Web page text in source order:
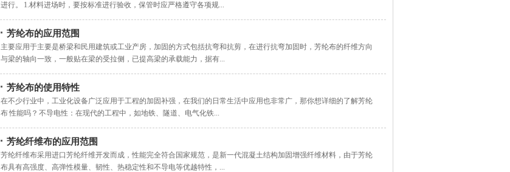
进行。 1.材料进场时，要按标准进行验收，保管时应严格遵守各项规...
芳纶布的应用范围
主要应用于主要是桥梁和民用建筑或工业产房，加固的方式包括抗弯和抗剪，在进行抗弯加固时，芳纶布的纤维方向
与梁的轴向一致，一般贴在梁的受拉侧，已提高梁的承载能力，据有...
芳纶布的使用特性
在不少行业中，工业化设备广泛应用于工程的加固补强，在我们的日常生活中应用也非常广，那你想详细的了解芳纶
布 性能吗？ 不导电性：在现代的工程中，如地铁、隧道、电气化铁...
芳纶纤维布的应用范围
芳纶纤维布采用进口芳纶纤维开发而成，性能完全符合国家规范，是新一代混凝土结构加固增强纤维材料，由于芳纶
布具有高强度、高弹性模量、韧性、热稳定性和不导电等优越特性，...